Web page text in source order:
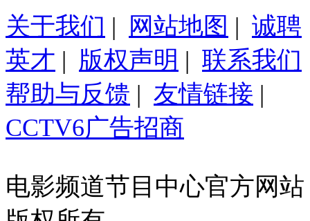
关于我们 | 网站地图 | 诚聘
英才 | 版权声明 | 联系我们
帮助与反馈 | 友情链接 |
CCTV6广告招商
电影频道节目中心官方网站